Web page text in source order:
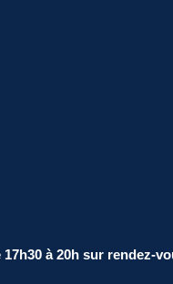
à 20h sur rendez-